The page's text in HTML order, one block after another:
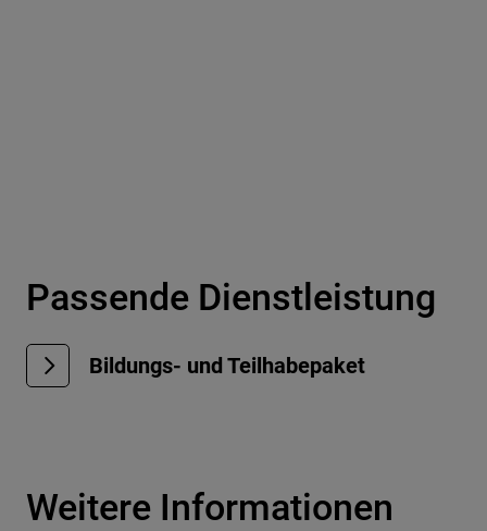
Passende Dienstleistung
Bildungs- und Teilhabepaket
Weitere Informationen